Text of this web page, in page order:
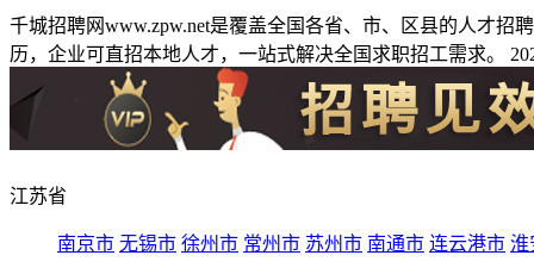
千城招聘网www.zpw.net是覆盖全国各省、市、区县的人才
历，企业可直招本地人才，一站式解决全国求职招工需求。
江苏省
南京市 无锡市 徐州市 常州市 苏州市 南通市 连云港市 淮